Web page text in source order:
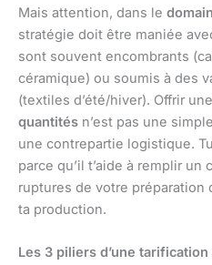
Mais attention, dans le
stratégie doit être maniée
sont souvent encombrants
céramique) ou soumis à des
(textiles d’été/hiver). Offrir une
quantités n’est pas une
une contrepartie logistique.
parce qu’il t’aide à remplir
ruptures de votre préparation
ta production.
Les 3 piliers d’une